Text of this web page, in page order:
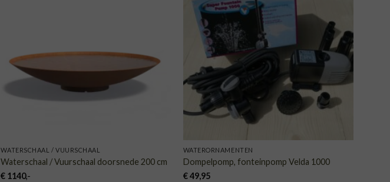
WATERSCHAAL / VUURSCHAAL
Waterschaal / Vuurschaal doorsnede 200 cm
€ 1140,-
AAN
VERLANGLIJST
WATERORNAMENTEN
Dompelpomp, fonteinpomp Velda 1000
€49,95